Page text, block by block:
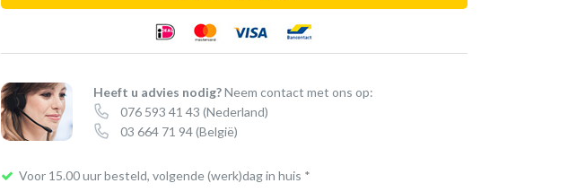
|
2
stuks
Heeft u advies nodig?Neem contact met ons op:
076 593 41 43 (Nederland)
03 664 71 94(België)
Voor 15.00 uur besteld, volgende (werk)dag in huis *